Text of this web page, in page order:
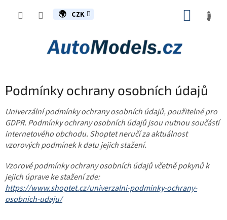
CZK
Podmínky ochrany osobních údajů
Univerzální podmínky ochrany osobních údajů, použitelné pro
GDPR. Podmínky ochrany osobních údajů jsou nutnou součástí
internetového obchodu. Shoptet neručí za aktuálnost
vzorových podmínek k datu jejich stažení.
Vzorové podmínky ochrany osobních údajů včetně pokynů k
jejich úprave ke stažení zde:
https://www.shoptet.cz/univerzalni-podminky-ochrany-
osobnich-udaju/